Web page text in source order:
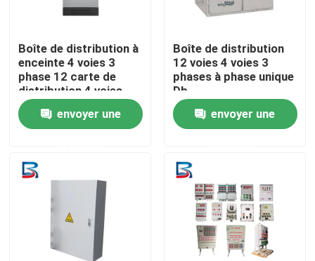
Contactez-nous
Nouvelles
Cas
Demandez une citation
mécanisme à haute tension
Boîte de distribution à
enceinte 4 voies 3
phase 12 carte de
distribution 4 voies
Boîte Db
envoyer une
Boîte de distribution
12 voies 4 voies 3
phases à phase unique
Db
envoyer une